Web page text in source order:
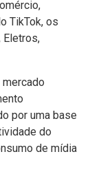
TikTok, os
Eletros,
por uma base
do
de mídia